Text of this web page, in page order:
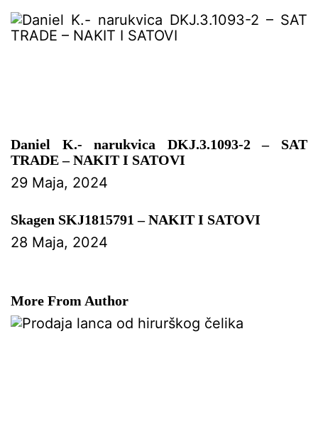
a
n
Daniel K.- narukvica DKJ.3.1093-2 – SAT
TRADE – NAKIT I SATOVI
29 Maja, 2024
Skagen SKJ1815791 – NAKIT I SATOVI
28 Maja, 2024
More From Author